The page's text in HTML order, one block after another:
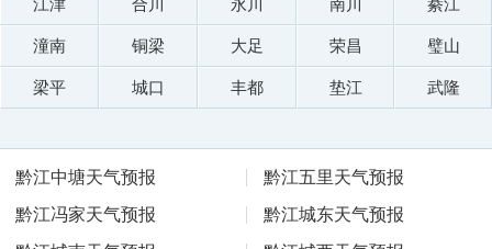
江津 合川 永川 南川 綦江
潼南 铜梁 大足 荣昌 璧山
梁平 城口 丰都 垫江 武隆
黔江中塘天气预报
黔江五里天气预报
黔江冯家天气预报
黔江城东天气预报